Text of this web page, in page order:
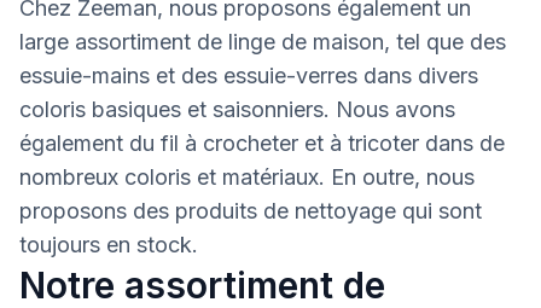
Chez Zeeman, nous proposons également un
large assortiment de linge de maison, tel que des
essuie-mains et des essuie-verres dans divers
coloris basiques et saisonniers. Nous avons
également du fil à crocheter et à tricoter dans de
nombreux coloris et matériaux. En outre, nous
proposons des produits de nettoyage qui sont
toujours en stock.
Notre assortiment de